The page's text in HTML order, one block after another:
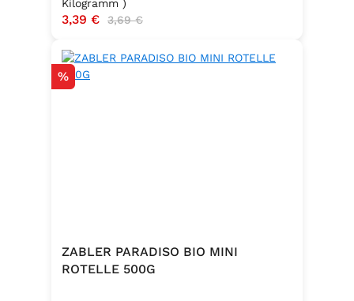
Kilogramm )
Verkaufspreis:
3,39 € Regulärer Preis:
3,69 €
Rabatt
%
ZABLER PARADISO BIO MINI
ROTELLE 500G